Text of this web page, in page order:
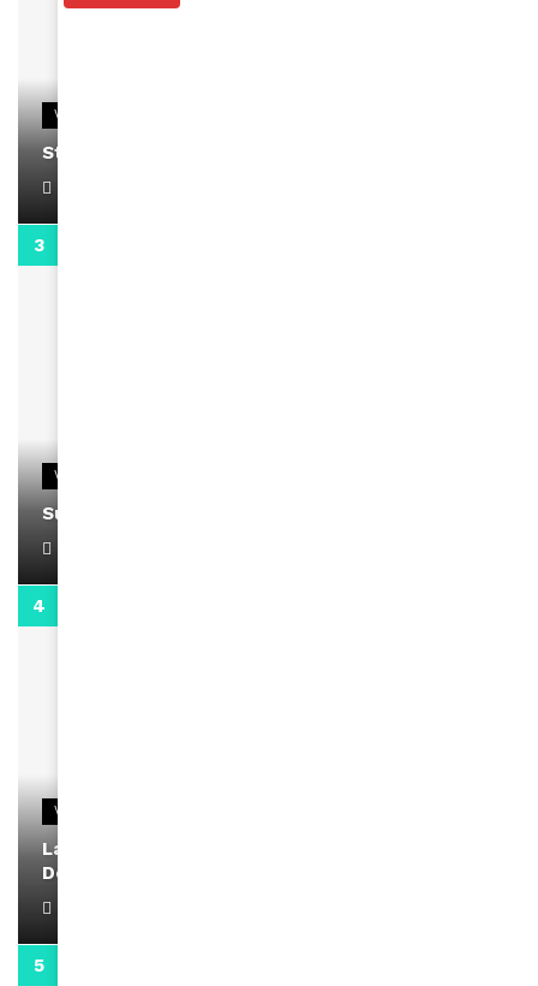
VIDEOS
Stacy passe un message
VIDEOS
Support Black Business Wee-kend
VIDEOS
La rubrique santé speciale coronavirus du
Docteur Makanda